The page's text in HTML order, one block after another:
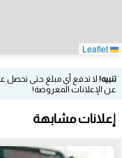
تنبيه! لا تدفع أي مبلغ حتى تحصل
عن الإعلانات المعروضة!
إعلانات مشابهة